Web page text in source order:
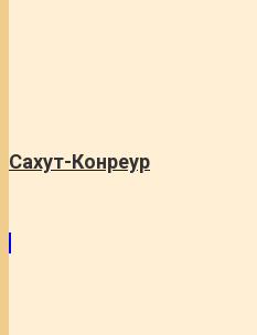
Сахут-Конреур